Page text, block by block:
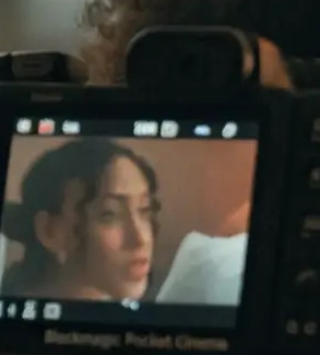
verkauft: